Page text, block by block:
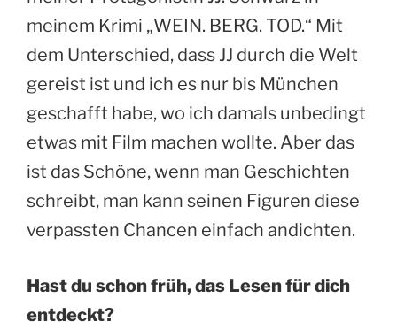
meinem Krimi „WEIN. BERG. TOD.“ Mit
dem Unterschied, dass JJ durch die Welt
gereist ist und ich es nur bis München
geschafft habe, wo ich damals unbedingt
etwas mit Film machen wollte. Aber das
ist das Schöne, wenn man Geschichten
schreibt, man kann seinen Figuren diese
verpassten Chancen einfach andichten.
Hast du schon früh, das Lesen für dich
entdeckt?